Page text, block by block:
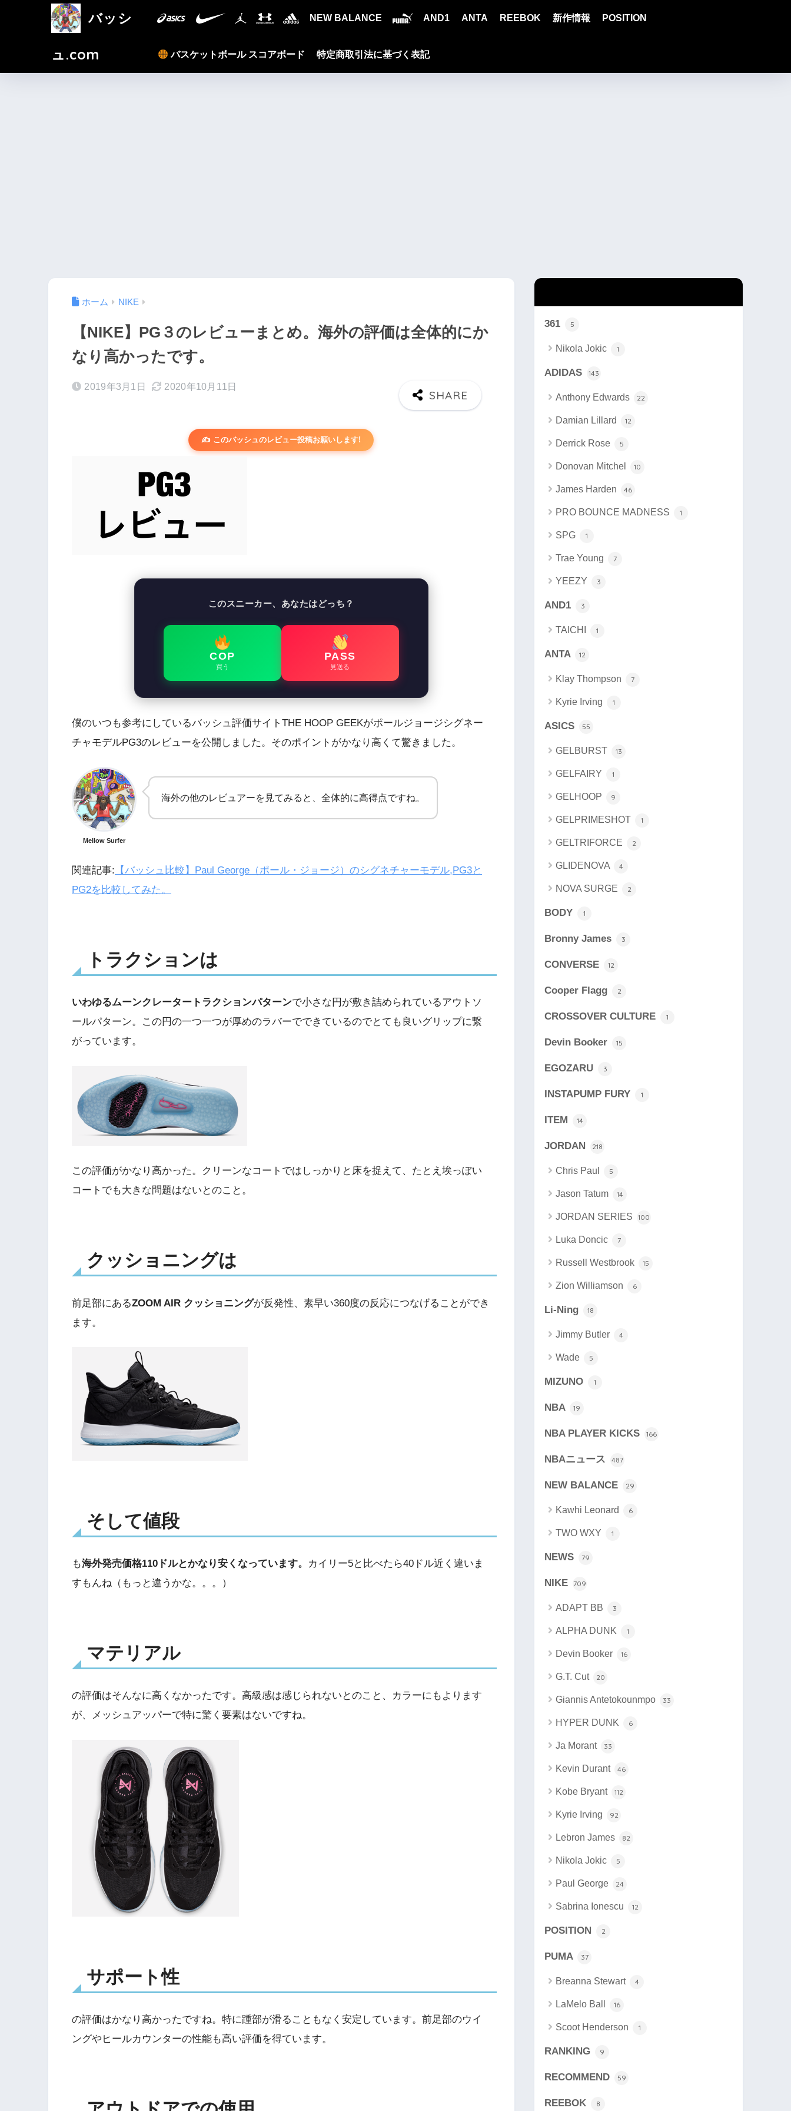
バッシ
ュ.com
NEW BALANCE AND1 ANTA REEBOK 新作情報 POSITION
バスケットボール スコアボード 特定商取引法に基づく表記
ホーム NIKE
【NIKE】PG３のレビューまとめ。海外の評価は全体的にか
なり高かったです。
2019年3月1日 2020年10月11日
✍️ このバッシュのレビュー投稿お願いします!
このスニーカー、あなたはどっち？
COP
買う
PASS
見送る
僕のいつも参考にしているバッシュ評価サイトTHE HOOP GEEKがポールジョージシグネー
チャモデルPG3のレビューを公開しました。そのポイントがかなり高くて驚きました。
Mellow Surfer
海外の他のレビュアーを見てみると、全体的に高得点ですね。
関連記事: 【バッシュ比較】Paul George（ポール・ジョージ）のシグネチャーモデル,PG3と
PG2を比較してみた。
トラクションは
いわゆるムーンクレータートラクションパターンで小さな円が敷き詰められているアウトソ
ールパターン。この円の一つ一つが厚めのラバーでできているのでとても良いグリップに繋
がっています。
この評価がかなり高かった。クリーンなコートではしっかりと床を捉えて、たとえ埃っぽい
コートでも大きな問題はないとのこと。
クッショニングは
前足部にあるZOOM AIR クッショニングが反発性、素早い360度の反応につなげることができ
ます。
そして値段
も海外発売価格110ドルとかなり安くなっています。
カイリー5と比べたら40ドル近く違いま
すもんね（もっと違うかな。。。）
マテリアル
の評価はそんなに高くなかったです。高級感は感じられないとのこと、カラーにもよります
が、メッシュアッパーで特に驚く要素はないですね。
サポート性
の評価はかなり高かったですね。特に踵部が滑ることもなく安定しています。前足部のウイ
ングやヒールカウンターの性能も高い評価を得ています。
361 5
Nikola Jokic 1
ADIDAS 143
Anthony Edwards 22
Damian Lillard 12
Derrick Rose 5
Donovan Mitchel 10
James Harden 46
PRO BOUNCE MADNESS 1
SPG 1
Trae Young 7
YEEZY 3
AND1 3
TAICHI 1
ANTA 12
Klay Thompson 7
Kyrie Irving 1
ASICS 55
GELBURST 13
GELFAIRY 1
GELHOOP 9
GELPRIMESHOT 1
GELTRIFORCE 2
GLIDENOVA 4
NOVA SURGE 2
BODY 1
Bronny James 3
CONVERSE 12
Cooper Flagg 2
CROSSOVER CULTURE 1
Devin Booker 15
EGOZARU 3
INSTAPUMP FURY 1
ITEM 14
JORDAN 218
Chris Paul 5
Jason Tatum 14
JORDAN SERIES 100
Luka Doncic 7
Russell Westbrook 15
Zion Williamson 6
Li-Ning 18
Jimmy Butler 4
Wade 5
MIZUNO 1
NBA 19
NBA PLAYER KICKS 166
NBAニュース 487
NEW BALANCE 29
Kawhi Leonard 6
TWO WXY 1
NEWS 79
NIKE 709
ADAPT BB 3
ALPHA DUNK 1
Devin Booker 16
G.T. Cut 20
Giannis Antetokounmpo 33
HYPER DUNK 6
Ja Morant 33
Kevin Durant 46
Kobe Bryant 112
Kyrie Irving 92
Lebron James 82
Nikola Jokic 5
Paul George 24
Sabrina Ionescu 12
POSITION 2
PUMA 37
Breanna Stewart 4
LaMelo Ball 16
Scoot Henderson 1
RANKING 9
RECOMMEND 59
REEBOK 8